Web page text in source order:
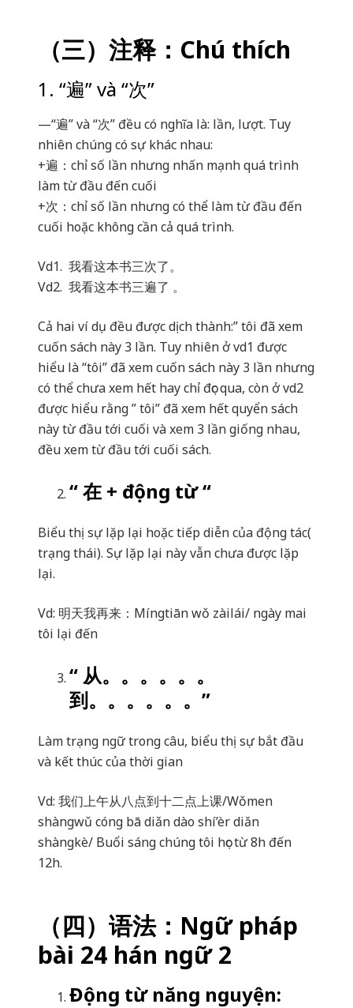
（三）注释：Chú thích
1. “遍” và “次”
—“遍” và “次” đều có nghĩa là: lần, lượt. Tuy
nhiên chúng có sự khác nhau:
+遍：chỉ số lần nhưng nhấn mạnh quá trình
làm từ đầu đến cuối
+次：chỉ số lần nhưng có thể làm từ đầu đến
cuối hoặc không cần cả quá trình.
Vd1. 我看这本书三次了。
Vd2. 我看这本书三遍了 。
Cả hai ví dụ đều được dịch thành:” tôi đã xem
cuốn sách này 3 lần. Tuy nhiên ở vd1 được
hiểu là “tôi” đã xem cuốn sách này 3 lần nhưng
có thể chưa xem hết hay chỉ đọc qua, còn ở vd2
được hiểu rằng ” tôi” đã xem hết quyển sách
này từ đầu tới cuối và xem 3 lần giống nhau,
đều xem từ đầu tới cuối sách.
“在 + động từ “
Biểu thị sự lặp lại hoặc tiếp diễn của động tác(
trạng thái). Sự lặp lại này vẫn chưa được lặp
lại.
Vd: 明天我再来： Míngtiān wǒ zàilái/ ngày mai
tôi lại đến
“ 从。。。。。。
到。。。。。。 ”
Làm trạng ngữ trong câu, biểu thị sự bắt đầu
và kết thúc của thời gian
Vd: 我们上午从八点到十二点上课/Wǒmen
shàngwǔ cóng bā diǎn dào shí’èr diǎn
shàngkè/ Buổi sáng chúng tôi học từ 8h đến
12h.
（四） 语法： Ngữ pháp
bài 24 hán ngữ 2
Động từ năng nguyện: